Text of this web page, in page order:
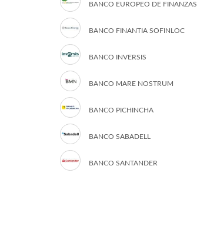
BANCO EUROPEO DE FINANZAS
BANCO FINANTIA SOFINLOC
BANCO INVERSIS
BANCO MARE NOSTRUM
BANCO PICHINCHA
BANCO SABADELL
BANCO SANTANDER